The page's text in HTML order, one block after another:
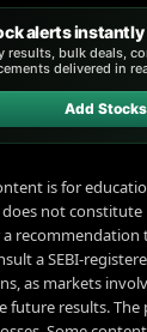
alerts
results, bulk deals,
delivered in
Add Stocks
is for
not
recommendation
a SEBI-
as markets
future results.